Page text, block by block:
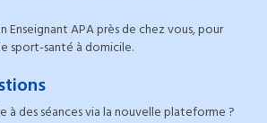
Enseignant APA près de chez vous, pour
sport-santé à domicile.
à des séances via la nouvelle plateforme ?